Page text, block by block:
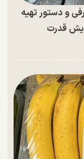
و دستور تهیه
قدرت